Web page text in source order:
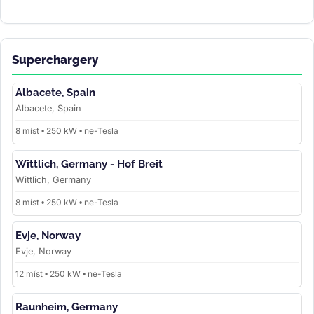
Superchargery
Albacete, Spain
Albacete, Spain
8 míst • 250 kW • ne-Tesla
Wittlich, Germany - Hof Breit
Wittlich, Germany
8 míst • 250 kW • ne-Tesla
Evje, Norway
Evje, Norway
12 míst • 250 kW • ne-Tesla
Raunheim, Germany